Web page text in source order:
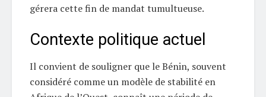
gérera cette fin de mandat tumultueuse.
Contexte politique actuel
Il convient de souligner que le Bénin, souvent
considéré comme un modèle de stabilité en